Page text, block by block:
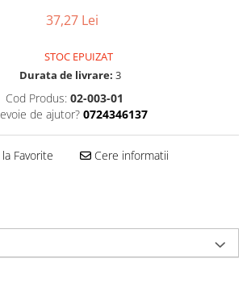
& SCHWARZ
37,27 Lei
STOC EPUIZAT
Durata de livrare: 3
Cod Produs: 02-003-01
de ajutor? 0724346137
Favorite Cere informatii